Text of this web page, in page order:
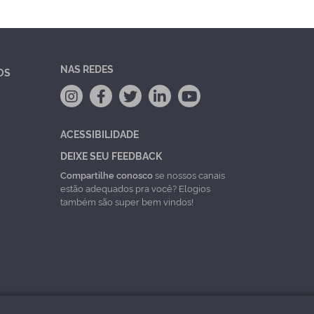
NAS REDES
ACESSIBILIDADE
DEIXE SEU FEEDBACK
Compartilhe conoscose nossos canais
estão adequados pra você? Elogios
também são super bem vindos!